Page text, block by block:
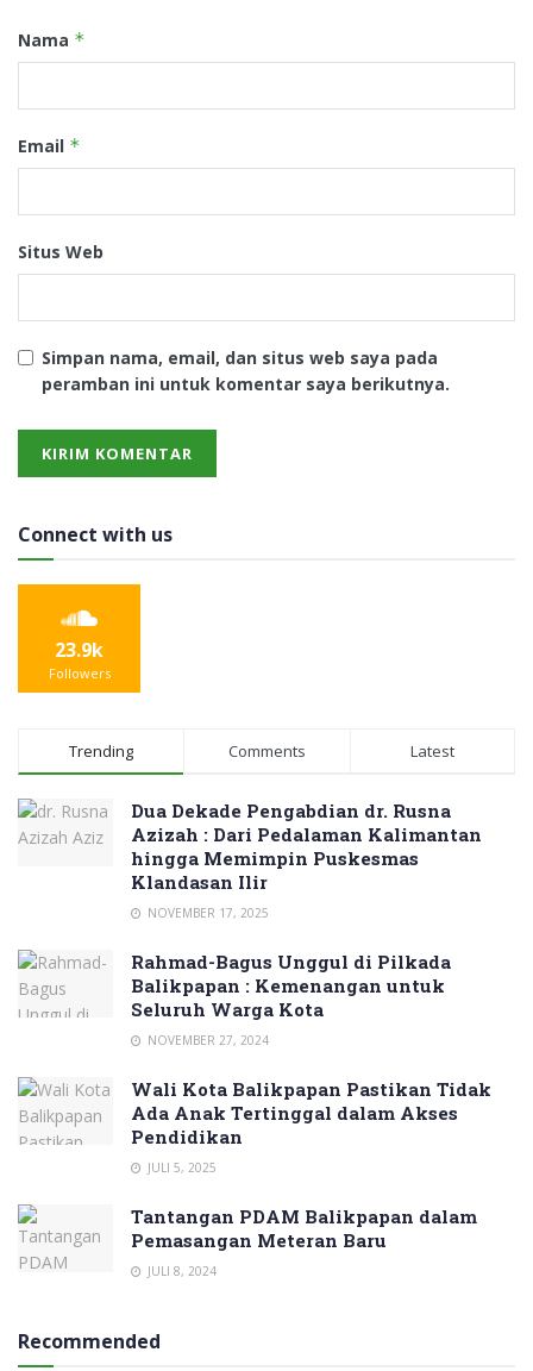
Nama *
Email *
Situs Web
Simpan nama, email, dan situs web saya pada
peramban ini untuk komentar saya berikutnya.
Connect with us
23.9k
Followers
Trending Comments Latest
Dua Dekade Pengabdian dr. Rusna
Azizah : Dari Pedalaman Kalimantan
hingga Memimpin Puskesmas
Klandasan Ilir
NOVEMBER 17, 2025
Rahmad-Bagus Unggul di Pilkada
Balikpapan : Kemenangan untuk
Seluruh Warga Kota
NOVEMBER 27, 2024
Wali Kota Balikpapan Pastikan Tidak
Ada Anak Tertinggal dalam Akses
Pendidikan
JULI 5, 2025
Tantangan PDAM Balikpapan dalam
Pemasangan Meteran Baru
JULI 8, 2024
Recommended